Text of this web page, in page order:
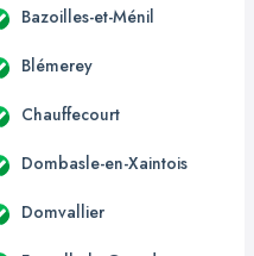
Bazoilles-et-Ménil
Blémerey
Chauffecourt
Dombasle-en-Xaintois
Domvallier